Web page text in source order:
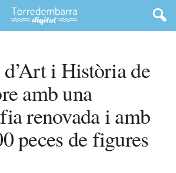
i Història de
amb una
renovada i amb
peces de figures